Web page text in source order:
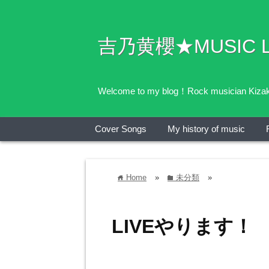
吉乃黄櫻★MUSIC
Welcome to my blog！Rock musician
Cover Songs My history of music
home Home » folder 未分類 »
LIVEやります！